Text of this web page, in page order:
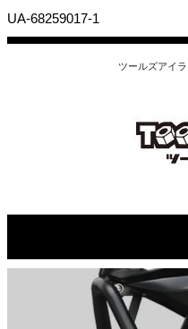
UA-68259017-1
ツールズアイ